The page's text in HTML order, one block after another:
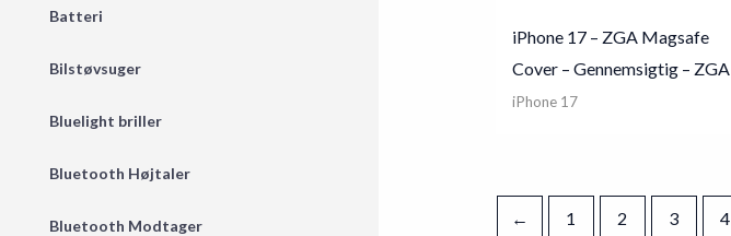
Batteri
Bilstøvsuger
Bluelight briller
Bluetooth Højtaler
Bluetooth Modtager
iPhone 17 – ZGA Magsafe
Cover – Gennemsigtig – ZGA
iPhone 17
← 1 2 3 4